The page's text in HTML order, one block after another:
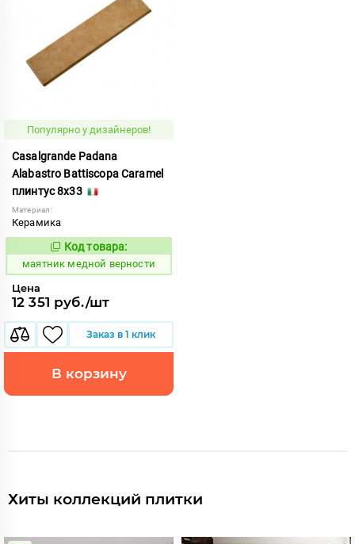
Популярно у дизайнеров!
Casalgrande Padana
Alabastro Battiscopa Caramel
плинтус 8x33
Материал:
Керамика
928631
Код товара:
маятник медной верности
Цена
12 351 руб./шт
Заказ в 1 клик
В корзину
Хиты коллекций плитки